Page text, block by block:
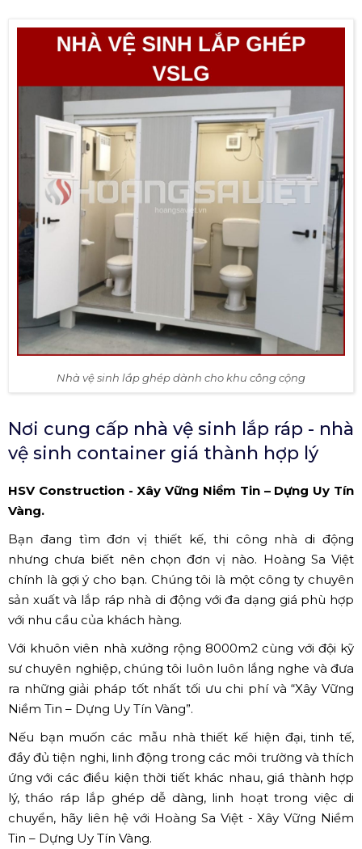
Nhà vệ sinh lắp ghép dành cho khu công cộng
Nơi cung cấp nhà vệ sinh lắp ráp - nhà
vệ sinh container giá thành hợp lý
HSV Construction - Xây Vững Niềm Tin – Dựng Uy Tín
Vàng.
Bạn đang tìm đơn vị thiết kế, thi công nhà di động
nhưng chưa biết nên chọn đơn vị nào. Hoàng Sa Việt
chính là gợi ý cho bạn. Chúng tôi là một công ty chuyên
sản xuất và lắp ráp nhà di động với đa dạng giá phù hợp
với nhu cầu của khách hàng.
Với khuôn viên nhà xưởng rộng 8000m2 cùng với đội kỹ
sư chuyên nghiệp, chúng tôi luôn luôn lắng nghe và đưa
ra những giải pháp tốt nhất tối ưu chi phí và “Xây Vững
Niềm Tin – Dựng Uy Tín Vàng”.
Nếu bạn muốn các mẫu nhà thiết kế hiện đại, tinh tế,
đầy đủ tiện nghi, linh động trong các môi trường và thích
ứng với các điều kiện thời tiết khác nhau, giá thành hợp
lý, tháo ráp lắp ghép dễ dàng, linh hoạt trong việc di
chuyển, hãy liên hệ với Hoàng Sa Việt - Xây Vững Niềm
Tin – Dựng Uy Tín Vàng.